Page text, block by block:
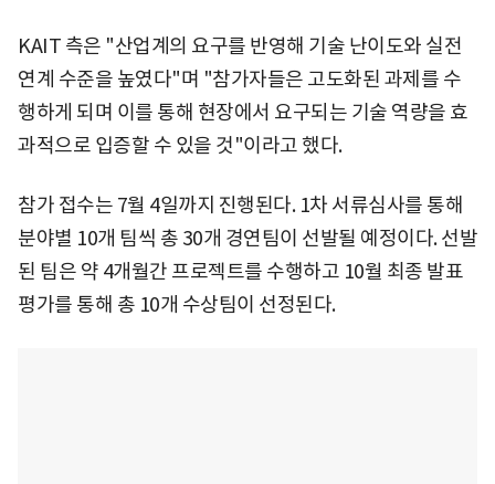
KAIT 측은 "산업계의 요구를 반영해 기술 난이도와 실전
연계 수준을 높였다"며 "참가자들은 고도화된 과제를 수
행하게 되며 이를 통해 현장에서 요구되는 기술 역량을 효
과적으로 입증할 수 있을 것"이라고 했다.
참가 접수는 7월 4일까지 진행된다. 1차 서류심사를 통해
분야별 10개 팀씩 총 30개 경연팀이 선발될 예정이다. 선발
된 팀은 약 4개월간 프로젝트를 수행하고 10월 최종 발표
평가를 통해 총 10개 수상팀이 선정된다.